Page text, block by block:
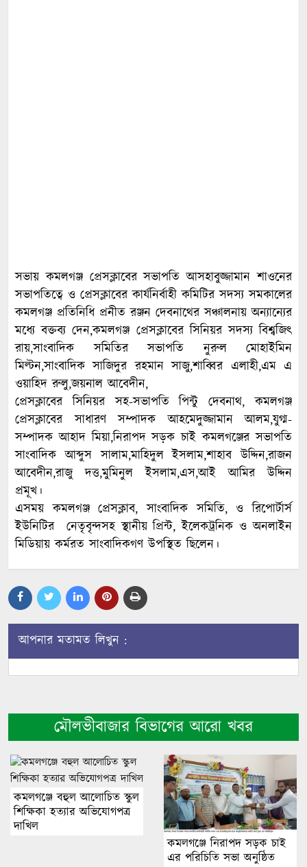
সভায় কমলগঞ্জ প্রেসক্লাবের সভাপতি আসহাবুজ্জামান শাওনের
সভাপতিত্বে ও প্রেসক্লাবের কার্যনির্বাহী কমিটির সদস্য সমকালের
কমলগঞ্জ প্রতিনিধি প্রনীত রঞ্জন দেবনাথের সঞ্চালনায় অন্যান্যের
মধ্যে বক্তব্য দেন,কমলগঞ্জ প্রেসক্লাবের সিনিয়র সদস্য বিশ্বজিৎ
রায়,সাংবাদিক সমিতির সভাপতি নুরুল মোহাইমিন
মিল্টন,সাংবাদিক সাজিদুর রহমান সাজু,শাব্বির এলাহী,এম এ
ওয়াহিদ রুলু,জয়নাল আবেদীন,
প্রেসক্লাবের সিনিয়র সহ-সভাপতি পিন্টু দেবনাথ, কমলগঞ্জ
প্রেসক্লাবের সাধারণ সম্পাদক আহমেদুজ্জামান আলম,যুগ্ম-
সম্পাদক আহাদ মিয়া,নিরাপদ সড়ক চাই কমলগঞ্জের সভাপতি
সাংবাদিক আব্দুস সালাম,মাহিদুল ইসলাম,শাহাব উদ্দিন,রাজন
আবেদীন,রাজু দত্ত,মুমিনুল ইসলাম,এস,আই আমির উদ্দিন
প্রমূখ।
এসময় কমলগঞ্জ প্রেসক্লাব, সাংবাদিক সমিতি, ও রিপোর্টার্স
ইউনিটির নেতৃবৃন্দসহ স্থানীয় প্রিন্ট, ইলেকট্রনিক ও অনলাইন
মিডিয়ায় কর্মরত সাংবাদিকগণ উপস্থিত ছিলেন।
আপনার মতামত লিখুন :
মৌলভীবাজার বিভাগের আরো খবর
কমলগঞ্জে বহুল আলোচিত স্কুল
শিক্ষিকা হত্যার অভিযোগপত্র
দাখিল
কমলগঞ্জে নিরাপদ সড়ক চাই
এর পরিচিতি সভা অনুষ্ঠিত